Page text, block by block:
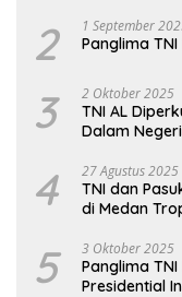
2 1 September
Panglima
3 2 Oktober 2025
TNI AL
Dalam
4 27 Agustus 2025
TNI dan
di Medan
5 3 Oktober 2025
Panglima
Presidential